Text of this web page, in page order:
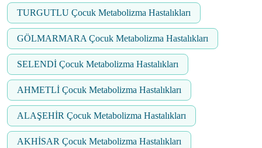
TURGUTLU Çocuk Metabolizma Hastalıkları
GÖLMARMARA Çocuk Metabolizma Hastalıkları
SELENDİ Çocuk Metabolizma Hastalıkları
AHMETLİ Çocuk Metabolizma Hastalıkları
ALAŞEHİR Çocuk Metabolizma Hastalıkları
AKHİSAR Çocuk Metabolizma Hastalıkları